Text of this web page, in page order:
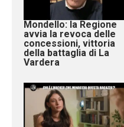
Mondello: la Regione
avvia la revoca delle
concessioni, vittoria
della battaglia di La
Vardera